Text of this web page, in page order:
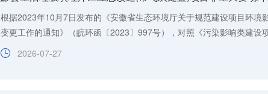
根据2023年10月7日发布的《安徽省生态环境厅关于规范建设项目环境
变更工作的通知》（皖环函〔2023〕997号），对照《污染影响类建设
清单（试行）》（环办环评函〔2020〕688号），特向社会公示...
2026-07-27